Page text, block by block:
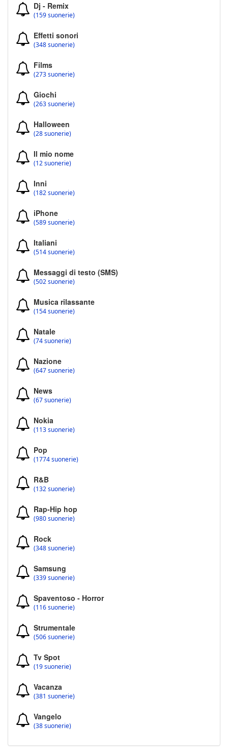
Dj - Remix
(159 suonerie)
Effetti sonori
(348 suonerie)
Films
(273 suonerie)
Giochi
(263 suonerie)
Halloween
(28 suonerie)
Il mio nome
(12 suonerie)
Inni
(182 suonerie)
iPhone
(589 suonerie)
Italiani
(514 suonerie)
Messaggi di testo (SMS)
(502 suonerie)
Musica rilassante
(154 suonerie)
Natale
(74 suonerie)
Nazione
(647 suonerie)
News
(67 suonerie)
Nokia
(113 suonerie)
Pop
(1774 suonerie)
R&B
(132 suonerie)
Rap-Hip hop
(980 suonerie)
Rock
(348 suonerie)
Samsung
(339 suonerie)
Spaventoso - Horror
(116 suonerie)
Strumentale
(506 suonerie)
Tv Spot
(19 suonerie)
Vacanza
(381 suonerie)
Vangelo
(38 suonerie)